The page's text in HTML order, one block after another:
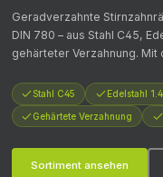
Geradverzahnte
DIN 780 – aus Stahl C45,
gehärteter Verzahnung.
Stahl C45 Edelstahl
Gehärtete Verzahnung
Sortiment ansehen